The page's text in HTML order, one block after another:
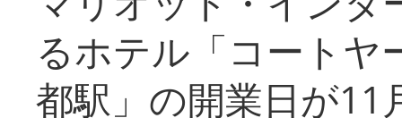
るホテル「コートヤ
都駅」の開業日が11